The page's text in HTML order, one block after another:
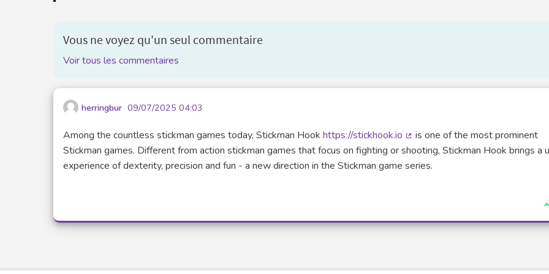
Vous ne voyez qu'un seul commentaire
Voir tous les commentaires
herringbur 09/07/2025 04:03
Among the countless stickman games today, Stickman Hook https://stickhook.io
(Lien externe)
is one of the most prominent
Stickman games. Different from action stickman games that focus on fighting or shooting, Stickman Hook brings a
experience of dexterity, precision and fun - a new direction in the Stickman game series.